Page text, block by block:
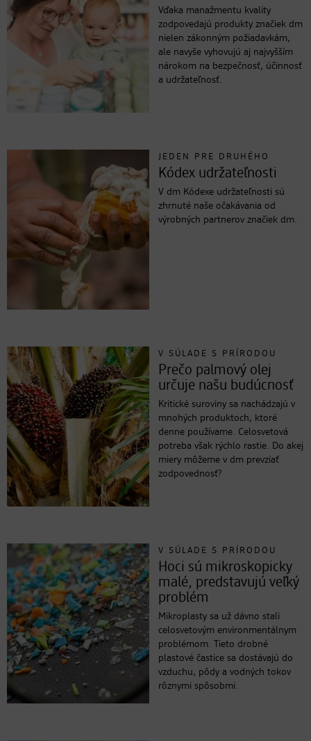
Vďaka manažmentu kvality
zodpovedajú produkty značiek dm
nielen zákonným požiadavkám,
ale navyše vyhovujú aj najvyšším
nárokom na bezpečnosť, účinnosť
a udržateľnosť.
JEDEN PRE DRUHÉHO
Kódex udržateľnosti
V dm Kódexe udržateľnosti sú
zhrnuté naše očakávania od
výrobných partnerov značiek dm.
V SÚLADE S PRÍRODOU
Prečo palmový olej
určuje našu budúcnosť
Kritické suroviny sa nachádzajú v
mnohých produktoch, ktoré
denne používame. Celosvetová
potreba však rýchlo rastie. Do akej
miery môžeme v dm prevziať
zodpovednosť?
V SÚLADE S PRÍRODOU
Hoci sú mikroskopicky
malé, predstavujú veľký
problém
Mikroplasty sa už dávno stali
celosvetovým environmentálnym
problémom. Tieto drobné
plastové častice sa dostávajú do
vzduchu, pôdy a vodných tokov
rôznymi spôsobmi.